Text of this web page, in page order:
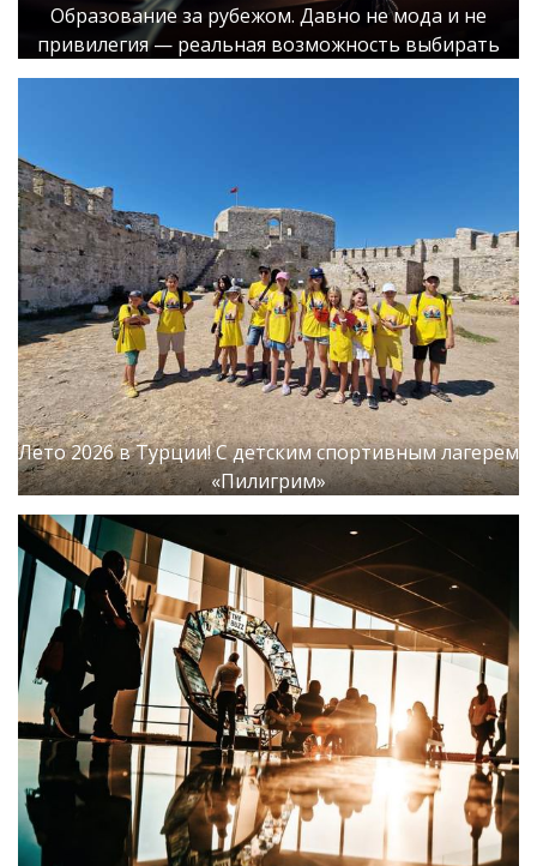
Образование за рубежом. Давно не мода и не
привилегия — реальная возможность выбирать
Лето 2026 в Турции! С детским спортивным лагерем
«Пилигрим»